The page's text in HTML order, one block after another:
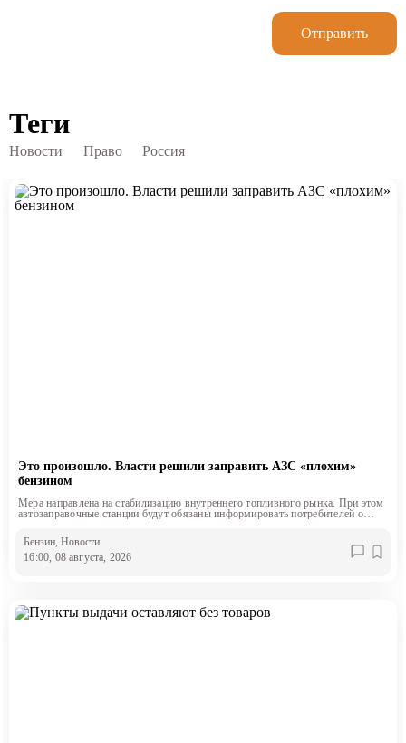
Отправить
Теги
Новости Право Россия
Это произошло. Власти решили заправить АЗС «плохим»
бензином
Мера направлена на стабилизацию внутреннего топливного рынка. При этом
автозаправочные станции будут обязаны информировать потребителей о
Бензин, Новости
16:00, 08 августа, 2026